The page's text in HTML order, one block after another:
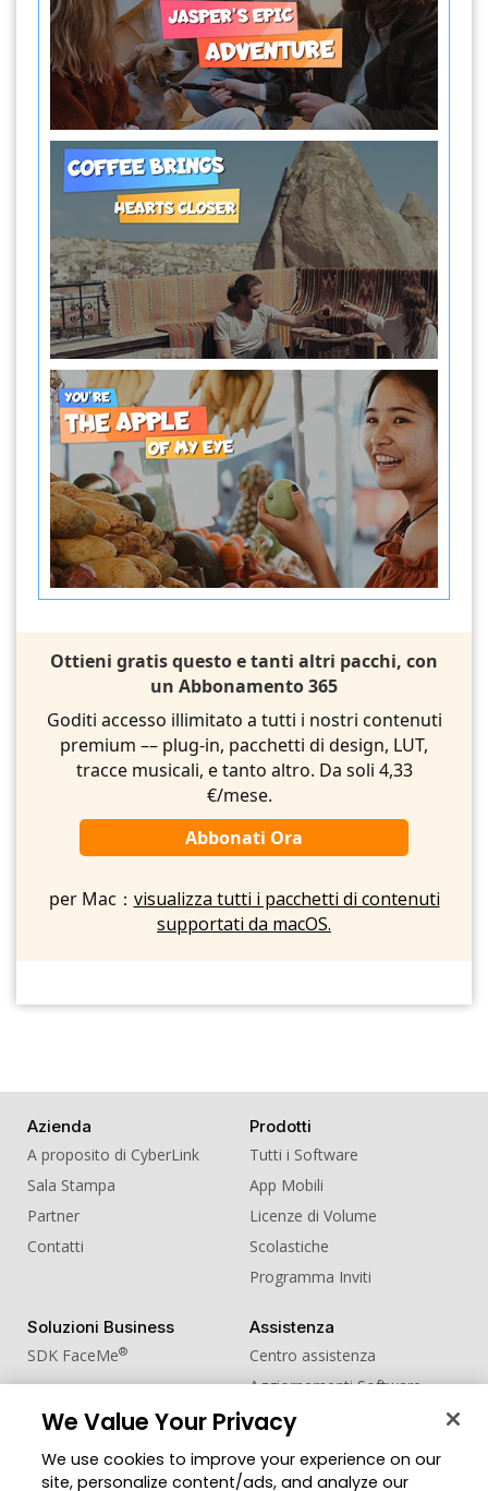
Ottieni gratis questo e tanti altri pacchi, con
un Abbonamento 365
Goditi accesso illimitato a tutti i nostri contenuti
premium –– plug-in, pacchetti di design, LUT,
tracce musicali, e tanto altro. Da soli 4,33
€/mese.
Abbonati Ora
per Mac： visualizza tutti i pacchetti di contenuti
supportati da macOS.
Azienda
A proposito di CyberLink
Sala Stampa
Partner
Contatti
Prodotti
Tutti i Software
App Mobili
Licenze di Volume
Scolastiche
Programma Inviti
Soluzioni Business
SDK FaceMe®
Assistenza
Centro assistenza
Aggiornamenti Software
Centro Apprendimento
Comunità
Cambia regione
We Value Your Privacy
We use cookies to improve your experience on our
site, personalize content/ads, and analyze our